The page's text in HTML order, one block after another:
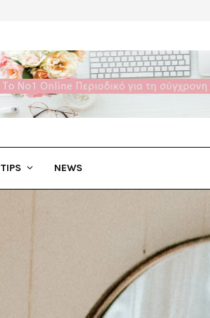
TIPS NEWS